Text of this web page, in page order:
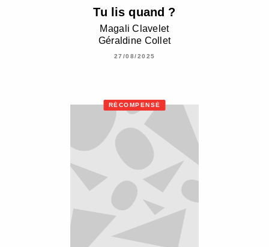
Tu lis quand ?
Magali Clavelet
Géraldine Collet
27/08/2025
RÉCOMPENSÉ